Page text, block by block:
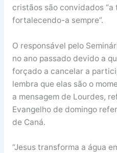
cristãos são convidados
fortalecendo-a sempre”.
O responsável pelo
no ano passado devido a
forçado a cancelar a
lembra que elas são o
a mensagem de Lourdes,
Evangelho de domingo
de Caná.
“Jesus transforma a água